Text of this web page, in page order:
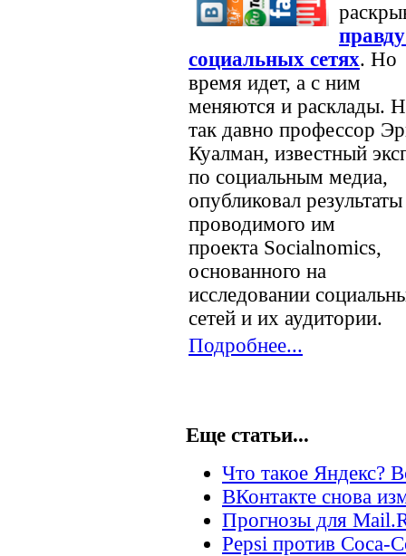
социальных сетях. Но
время идет, а с ним
меняются и расклады.
так давно профессор
Куалман, известный
по социальным медиа,
опубликовал результаты
проводимого им
проекта Socialnomics,
основанного на
исследовании
сетей и их аудитории.
Подробнее...
Еще статьи...
Что такое Яндекс?
ВКонтакте снова
Прогнозы для
Pepsi против Coca-